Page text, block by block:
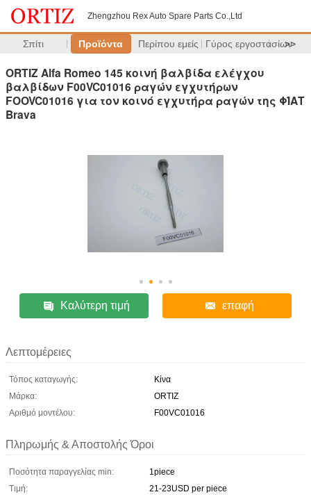
Zhengzhou Rex Auto Spare Parts Co.,Ltd
Σπίτι Προϊόντα Περίπου εμείς Γύρος εργοστασίων
>>
ORTIZ Alfa Romeo 145 κοινή βαλβίδα ελέγχου
βαλβίδων F00VC01016 ραγών εγχυτήρων
FOOVC01016 για τον κοινό εγχυτήρα ραγών της ΦΊΑΤ
Brava
Καλύτερη τιμή επαφή
Λεπτομέρειες
Τόπος καταγωγής:
Κίνα
Μάρκα:
ORTIZ
Αριθμό μοντέλου:
F00VC01016
Πληρωμής & Αποστολής Όροι
Ποσότητα παραγγελίας min:
1piece
Τιμή:
21-23USD per piece